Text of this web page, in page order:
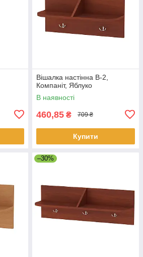
Вішалка настінна В-2,
Компаніт, Яблуко
В наявності
460,85 ₴ 709 ₴
Купити
–30%